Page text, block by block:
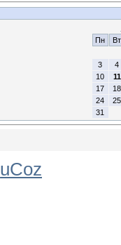
Пн
Вт
3
4
10
11
17
18
24
25
31
uCoz